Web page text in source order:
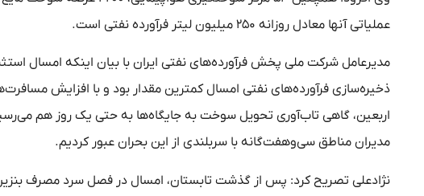
عملیاتی آنها معادل روزانه ۲۵۰ میلیون لیتر فرآورده نفتی است.
اربعین، گاهی تاب‌آوری تحویل سوخت به جایگاه‌ها به حتی یک روز هم
مدیران مناطق سی‌وهفت‌گانه با سربلندی از این بحران عبور کردیم.
نژادعلی تصریح کرد: پس از گذشت تابستان، امسال در فصل سرد مصرف بنزین